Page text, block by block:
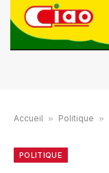
Accueil » Politique »
POLITIQUE